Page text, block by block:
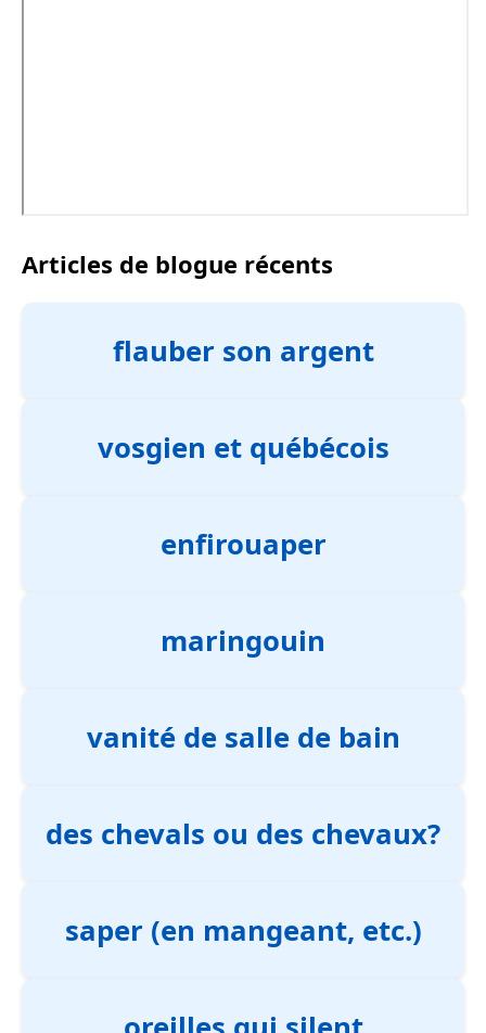
Articles de blogue récents
flauber son argent
vosgien et québécois
enfirouaper
maringouin
vanité de salle de bain
des chevals ou des chevaux?
saper (en mangeant, etc.)